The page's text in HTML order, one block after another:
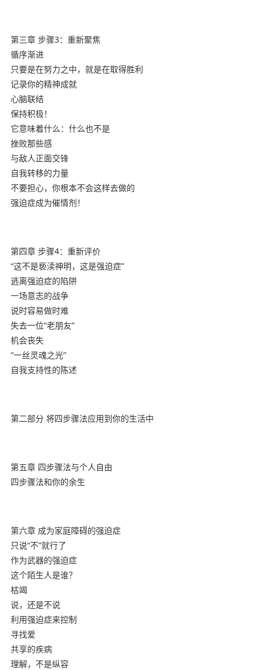
第三章 步骤3：重新聚焦
循序渐进
只要是在努力之中，就是在取得胜利
记录你的精神成就
心脑联结
保持积极！
它意味着什么：什么也不是
挫败那些感
与敌人正面交锋
自我转移的力量
不要担心，你根本不会这样去做的
强迫症成为催情剂！
第四章 步骤4：重新评价
“这不是亵渎神明，这是强迫症”
逃离强迫症的陷阱
一场意志的战争
说时容易做时难
失去一位“老朋友”
机会丧失
“一丝灵魂之光”
自我支持性的陈述
第二部分 将四步骤法应用到你的生活中
第五章 四步骤法与个人自由
四步骤法和你的余生
第六章 成为家庭障碍的强迫症
只说“不”就行了
作为武器的强迫症
这个陌生人是谁？
枯竭
说，还是不说
利用强迫症来控制
寻找爱
共享的疾病
理解，不是纵容